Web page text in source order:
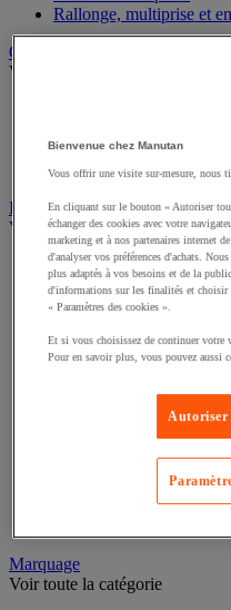
Rallonge, multiprise et
Graissage et lubrifiant
Voir toute la catégorie
Lubrifiant et dégrippant
Outils de graissage
Instrument de mesure
Voir toute la catégorie
Balance industrielle
Compteur et compteur-
Dynamomètre
Instrument de mesure de
Mesure de distance
Mesure d'électricité
Mesure du temps
Mesure et repère de
Mesure topographique
Mesureur et détecteur
Marquage
Voir toute la catégorie
Bienvenue chez Manutan
Vous offrir une visite sur-mesure, nous
En cliquant sur le bouton « Autoriser
échanger des cookies avec votre
marketing et à nos partenaires internet
d'analyser vos préférences d'achats.
plus adaptés à vos besoins et de la
d'informations sur les finalités et choisir
« Paramètres des cookies ».
Et si vous choisissez de continuer votre
Pour en savoir plus, vous pouvez aussi
Autoriser